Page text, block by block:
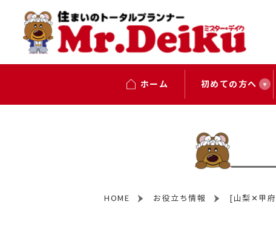
ホーム 初めての方へ
HOME お役立ち情報 [山梨✕甲